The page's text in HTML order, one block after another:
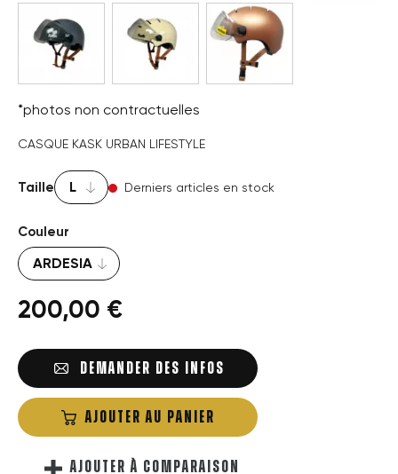
*photos non contractuelles
CASQUE KASK URBAN LIFESTYLE
Taille Derniers articles en stock
Couleur
200,00 €
DEMANDER DES INFOS
AJOUTER AU PANIER
AJOUTER À COMPARAISON